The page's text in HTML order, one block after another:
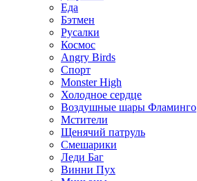
Еда
Бэтмен
Русалки
Космос
Angry Birds
Спорт
Monster High
Холодное сердце
Воздушные шары Фламинго
Мстители
Щенячий патруль
Смешарики
Леди Баг
Винни Пух